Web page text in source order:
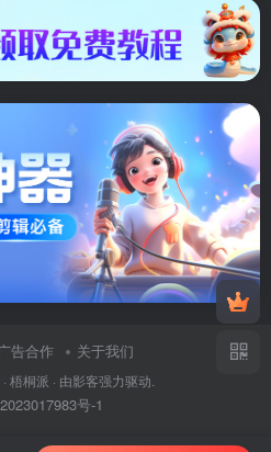
告合作 关于我们
梧桐派 · 由影客强力驱动.
号-1